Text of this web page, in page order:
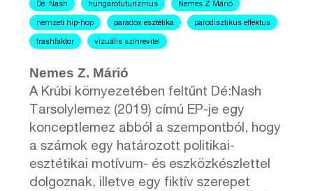
Dé: Nash hungarofuturizmus Nemes Z Márió
nemzeti hip-hop paradox esztétika parodisztikus effektus
trashfaktor vizuális színrevitel
Nemes Z. Márió
A Krúbi környezetében feltűnt Dé:Nash
Tarsolylemez (2019) címú EP-je egy
konceptlemez abból a szempontból, hogy
a számok egy határozott politikai-
esztétikai motívum- és eszközkészlettel
dolgoznak, illetve egy fiktív szerepet